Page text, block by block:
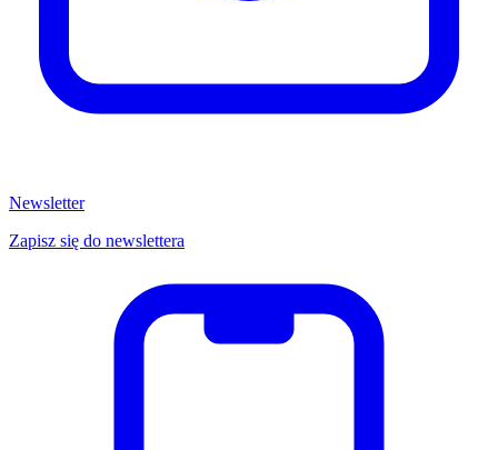
Newsletter
Zapisz się do newslettera